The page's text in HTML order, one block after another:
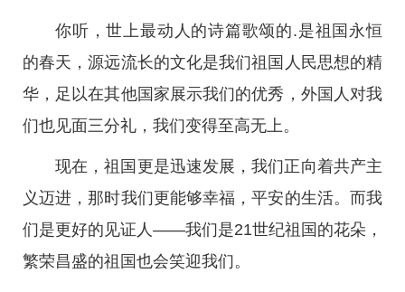
你听，世上最动人的诗篇歌颂的.是祖国永恒
的春天，源远流长的文化是我们祖国人民思想的精
华，足以在其他国家展示我们的优秀，外国人对我
们也见面三分礼，我们变得至高无上。
现在，祖国更是迅速发展，我们正向着共产主
义迈进，那时我们更能够幸福，平安的生活。而我
们是更好的见证人——我们是21世纪祖国的花朵，
繁荣昌盛的祖国也会笑迎我们。